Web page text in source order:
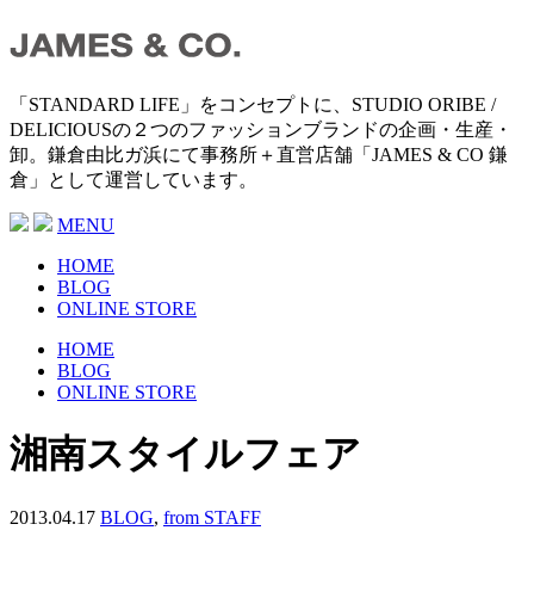
「STANDARD LIFE」をコンセプトに、STUDIO ORIBE /
DELICIOUSの２つのファッションブランドの企画・生産・
卸。鎌倉由比ガ浜にて事務所＋直営店舗「JAMES & CO 鎌
倉」として運営しています。
MENU
HOME
BLOG
ONLINE STORE
HOME
BLOG
ONLINE STORE
湘南スタイルフェア
2013.04.17 BLOG, from STAFF